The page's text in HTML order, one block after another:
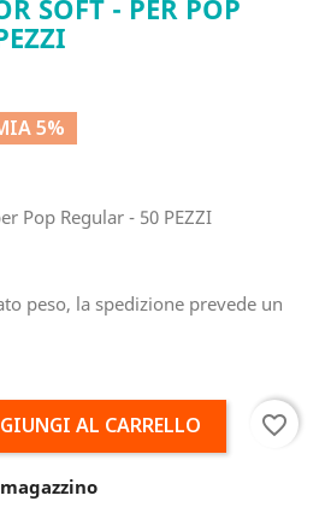
SOFT - PER POP
5%
Pop Regular - 50 PEZZI
peso, la spedizione prevede un
AL CARRELLO favorite_border